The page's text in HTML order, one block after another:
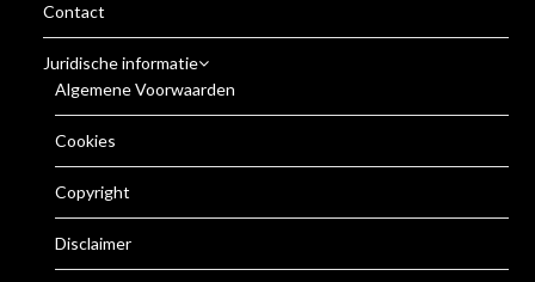
Contact
Juridische informatie
Algemene Voorwaarden
Cookies
Copyright
Disclaimer